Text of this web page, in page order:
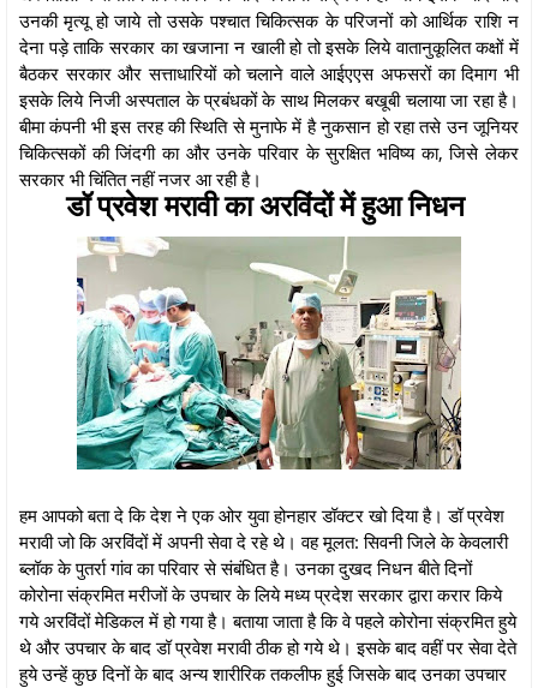
उनकी मृत्यू हो जाये तो उसके पश्चात चिकित्सक के परिजनों को आर्थिक राशि न
देना पड़े ताकि सरकार का खजाना न खाली हो तो इसके लिये वातानुकूलित कक्षों में
बैठकर सरकार और सत्ताधारियों को चलाने वाले आईएएस अफसरों का दिमाग भी
इसके लिये निजी अस्पताल के प्रबंधकों के साथ मिलकर बखूबी चलाया जा रहा है।
बीमा कंपनी भी इस तरह की स्थिति से मुनाफे में है नुकसान हो रहा तसे उन जूनियर
चिकित्सकों की जिंदगी का और उनके परिवार के सुरक्षित भविष्य का, जिसे लेकर
सरकार भी चिंतित नहीं नजर आ रही है।
डॉ प्रवेश मरावी का अरविंदों में हुआ निधन
हम आपको बता दे कि देश ने एक ओर युवा होनहार डॉक्टर खो दिया है। डॉ प्रवेश
मरावी जो कि अरविंदों में अपनी सेवा दे रहे थे। वह मूलत: सिवनी जिले के केवलारी
ब्लॉक के पुतर्रा गांव का परिवार से संबंधित है। उनका दुखद निधन बीते दिनों
कोरोना संक्रमित मरीजों के उपचार के लिये मध्य प्रदेश सरकार द्वारा करार किये
गये अरविंदों मेडिकल में हो गया है। बताया जाता है कि वे पहले कोरोना संक्रमित हुये
थे और उपचार के बाद डॉ प्रवेश मरावी ठीक हो गये थे। इसके बाद वहीं पर सेवा देते
हुये उन्हें कुछ दिनों के बाद अन्य शारीरिक तकलीफ हुई जिसके बाद उनका उपचार